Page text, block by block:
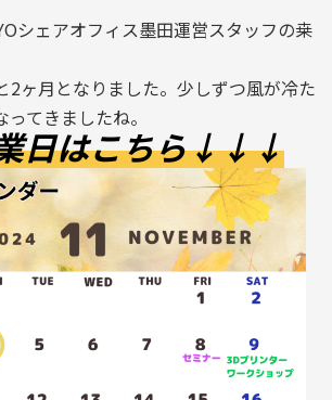
シェアオフィス墨田運営スタッフの桒
2ヶ月となりました。少しずつ風が冷た
てきましたね。
日はこちら↓↓↓